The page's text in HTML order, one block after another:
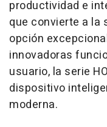
productividad e
que convierte a la
opción
innovadoras
usuario, la serie
dispositivo
moderna.